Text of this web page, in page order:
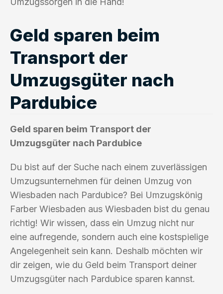
Geld sparen beim
Transport der
Umzugsgüter nach
Pardubice
Geld sparen beim Transport der
Umzugsgüter nach Pardubice
Du bist auf der Suche nach einem zuverlässigen
Umzugsunternehmen für deinen Umzug von
Wiesbaden nach Pardubice? Bei Umzugskönig
Farber Wiesbaden aus Wiesbaden bist du genau
richtig! Wir wissen, dass ein Umzug nicht nur
eine aufregende, sondern auch eine kostspielige
Angelegenheit sein kann. Deshalb möchten wir
dir zeigen, wie du Geld beim Transport deiner
Umzugsgüter nach Pardubice sparen kannst.